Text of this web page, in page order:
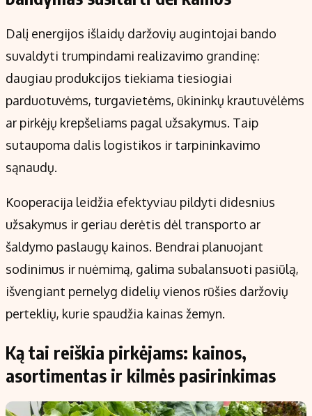
Dalį energijos išlaidų daržovių augintojai bando
suvaldyti trumpindami realizavimo grandinę:
daugiau produkcijos tiekiama tiesiogiai
parduotuvėms, turgavietėms, ūkininkų krautuvėlėms
ar pirkėjų krepšeliams pagal užsakymus. Taip
sutaupoma dalis logistikos ir tarpininkavimo
sąnaudų.
Kooperacija leidžia efektyviau pildyti didesnius
užsakymus ir geriau derėtis dėl transporto ar
šaldymo paslaugų kainos. Bendrai planuojant
sodinimus ir nuėmimą, galima subalansuoti pasiūlą,
išvengiant pernelyg didelių vienos rūšies daržovių
perteklių, kurie spaudžia kainas žemyn.
Ką tai reiškia pirkėjams: kainos,
asortimentas ir kilmės pasirinkimas